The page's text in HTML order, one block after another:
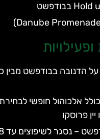
על הדנובה בבודפשט מבין
אלכוהול חופשי
פרוסקו